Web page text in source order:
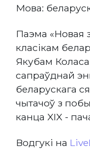
Мова:
Паэма «Новая
класікам
Якубам
сапраўднай
беларускага
чытачоў з
канца XIX -
Водгукі на